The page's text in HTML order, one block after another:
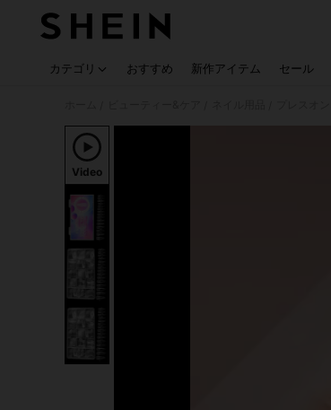
カテゴリ おすすめ 新作アイテム セール
Video